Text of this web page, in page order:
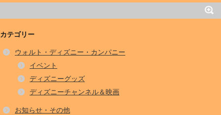
カテゴリー
ウォルト・ディズニー・カンパニー
イベント
ディズニーグッズ
ディズニーチャンネル＆映画
お知らせ・その他